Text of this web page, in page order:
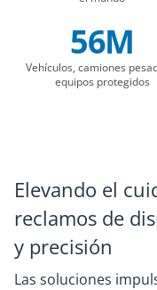
56M
Vehículos, camiones
equipos protegidos
Elevando el
reclamos de
y precisión
Las soluciones